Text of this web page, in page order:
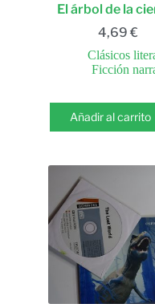
El árbol de la
4,69 €
Clásicos
Ficción
Añadir al carrito